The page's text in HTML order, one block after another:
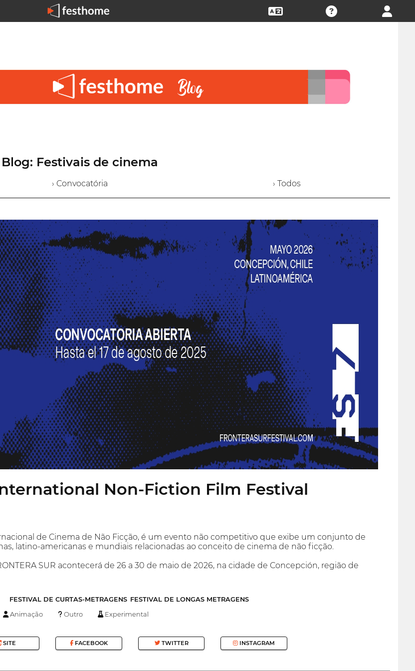
Blog: Festivais de cinema
› Convocatória › Todos
Non-Fiction Film Festival
de Cinema de Não Ficção, é um evento não competitivo que exibe um conjunto de
latino-americanas e mundiais relacionadas ao conceito de cinema de não ficção.
SUR acontecerá de 26 a 30 de maio de 2026, na cidade de Concepción, região de
FESTIVAL DE CURTAS-METRAGENS FESTIVAL DE LONGAS METRAGENS
Animação Outro Experimental
SITE FACEBOOK TWITTER INSTAGRAM